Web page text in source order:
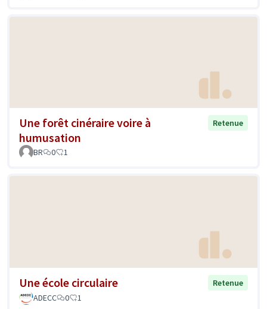
Une forêt cinéraire voire à
humusation
Retenue
BR 0 1
Une école circulaire
Retenue
ADECC
0 1